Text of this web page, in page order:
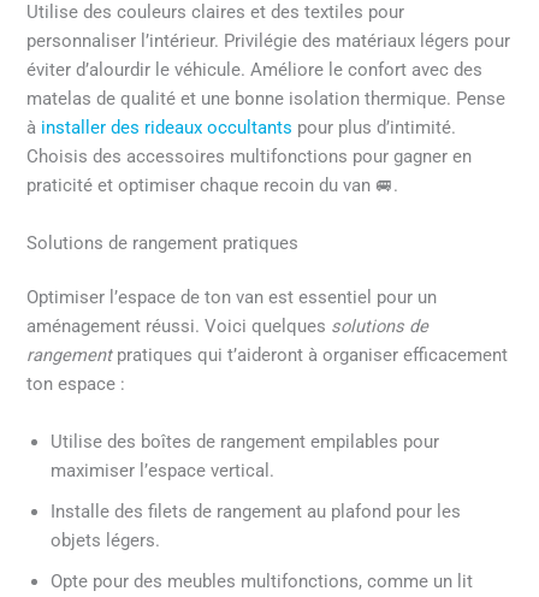
Utilise des couleurs claires et des textiles pour
personnaliser l’intérieur. Privilégie des matériaux légers pour
éviter d’alourdir le véhicule. Améliore le confort avec des
matelas de qualité et une bonne isolation thermique. Pense
à installer des rideaux occultants pour plus d’intimité.
Choisis des accessoires multifonctions pour gagner en
praticité et optimiser chaque recoin du van 🚐.
Solutions de rangement pratiques
Optimiser l’espace de ton van est essentiel pour un
aménagement réussi. Voici quelques solutions de
rangementpratiques qui t’aideront à organiser efficacement
ton espace :
Utilise des boîtes de rangement empilables pour
maximiser l’espace vertical.
Installe des filets de rangement au plafond pour les
objets légers.
Opte pour des meubles multifonctions, comme un lit